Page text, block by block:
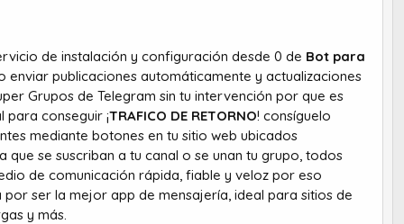
de instalación y configuración desde 0 de Bot para
enviar publicaciones automáticamente y actualizaciones
Grupos de Telegram sin tu intervención por que es
para conseguir ¡TRAFICO DE RETORNO! consíguelo
mediante botones en tu sitio web ubicados
que se suscriban a tu canal o se unan tu grupo, todos
de comunicación rápida, fiable y veloz por eso
por ser la mejor app de mensajería, ideal para sitios de
y más.